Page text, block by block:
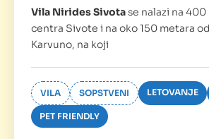
Vila Nirides Sivotase nalazi na
centra Sivote i na oko 150 metara
Karvuno, na koji
VILA SOPSTVENI LETOVANJE
PET FRIENDLY